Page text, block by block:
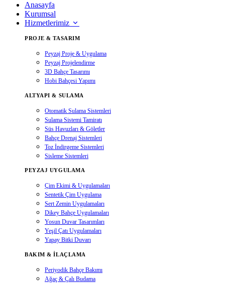
Anasayfa
Kurumsal
Hizmetlerimiz
PROJE & TASARIM
Peyzaj Proje & Uygulama
Peyzaj Projelendirme
3D Bahçe Tasarımı
Hobi Bahçesi Yapımı
ALTYAPI & SULAMA
Otomatik Sulama Sistemleri
Sulama Sistemi Tamiratı
Süs Havuzları & Göletler
Bahçe Drenaj Sistemleri
Toz İndirgeme Sistemleri
Sisleme Sistemleri
PEYZAJ UYGULAMA
Çim Ekimi & Uygulamaları
Sentetik Çim Uygulama
Sert Zemin Uygulamaları
Dikey Bahçe Uygulamaları
Yosun Duvar Tasarımları
Yeşil Çatı Uygulamaları
Yapay Bitki Duvarı
BAKIM & İLAÇLAMA
Periyodik Bahçe Bakımı
Ağaç & Çalı Budama